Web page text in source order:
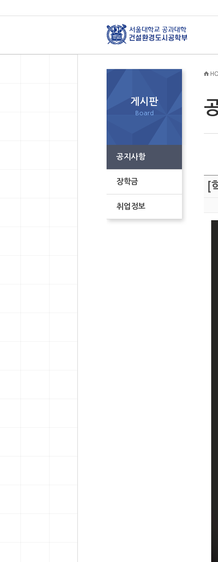
게시판
Board
공지사항
장학금
취업정보
[